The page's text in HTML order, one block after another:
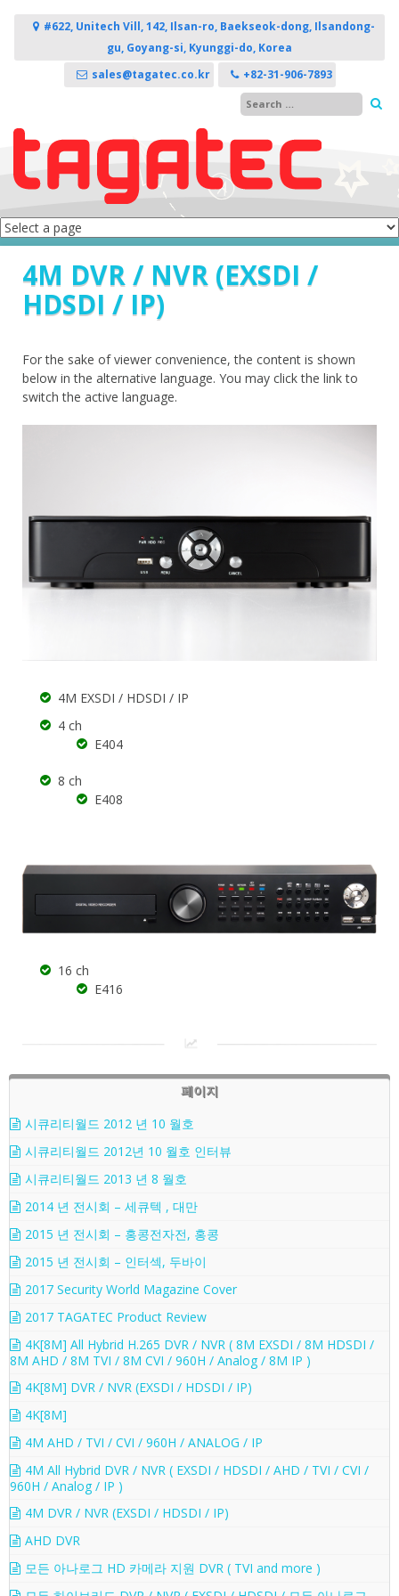
#622, Unitech Vill, 142, Ilsan-ro, Baekseok-dong, Ilsandong-
gu, Goyang-si, Kyunggi-do, Korea
sales@tagatec.co.kr
+82-31-906-7893
4M DVR / NVR (EXSDI /
HDSDI / IP)
For the sake of viewer convenience, the content is shown
below in the alternative language. You may click the link to
switch the active language.
4M EXSDI / HDSDI / IP
4 ch
E404
8 ch
E408
16 ch
E416
페이지
시큐리티월드 2012 년 10 월호
시큐리티월드 2012년 10 월호 인터뷰
시큐리티월드 2013 년 8 월호
2014 년 전시회 – 세큐텍 , 대만
2015 년 전시회 – 홍콩전자전, 홍콩
2015 년 전시회 – 인터섹, 두바이
2017 Security World Magazine Cover
2017 TAGATEC Product Review
4K[8M] All Hybrid H.265 DVR / NVR ( 8M EXSDI / 8M HDSDI /
8M AHD / 8M TVI / 8M CVI / 960H / Analog / 8M IP )
4K[8M] DVR / NVR (EXSDI / HDSDI / IP)
4K[8M]
4M AHD / TVI / CVI / 960H / ANALOG / IP
4M All Hybrid DVR / NVR ( EXSDI / HDSDI / AHD / TVI / CVI /
960H / Analog / IP )
4M DVR / NVR (EXSDI / HDSDI / IP)
AHD DVR
모든 아나로그 HD 카메라 지원 DVR ( TVI and more )